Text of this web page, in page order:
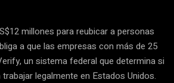
millones para reubicar a personas
a que las empresas con más de 25
un sistema federal que determina si
legalmente en Estados Unidos.